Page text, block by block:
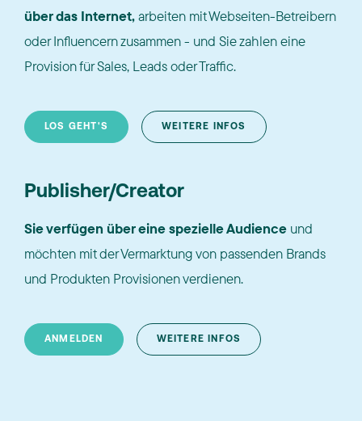
über das Internet,arbeiten mit Webseiten-Betreibern
oder Influencern zusammen - und Sie zahlen eine
Provision für Sales, Leads oder Traffic.
LOS GEHT'S WEITERE INFOS
Publisher/Creator
Sie verfügen über eine spezielle Audience und
möchten mit der Vermarktung von passenden Brands
und Produkten Provisionen verdienen.
ANMELDEN WEITERE INFOS